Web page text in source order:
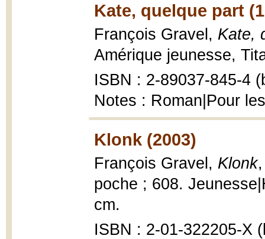
Kate, quelque part
François Gravel, Kate,
Amérique jeunesse,
ISBN : 2-89037-845-4
Notes : Roman|Pour
Klonk (2003)
François Gravel, Klonk
poche ; 608.
cm.
ISBN : 2-01-322205-X